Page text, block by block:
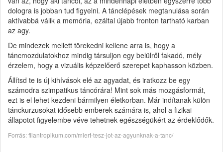
dologra is jobban tud figyelni. A tánclépések megtanulása során
aktívabbá válik a memória, ezáltal újabb fronton tartható karban
az agy.
De mindezek mellett törekedni kellene arra is, hogy a
táncmozdulatokhoz mindig társuljon egy belülről fakadó, mély
érzelem, hogy a vizuális képzelőerő szerepet kaphasson közben.
Állítsd te is új kihívások elé az agyadat, és iratkozz be egy
számodra szimpatikus táncórára! Mint sok más mozgásformát,
ezt is el lehet kezdeni bármilyen életkorban. Már indítanak külön
tánckurzusokat idősebb emberek számára is, ahol a fizikai
állapotot figyelembe véve tehetnek egészségükért az érdeklődők.
Forrás: filantropikum.com/miert-tesz-jot-az-agyunknak-a-tanc/